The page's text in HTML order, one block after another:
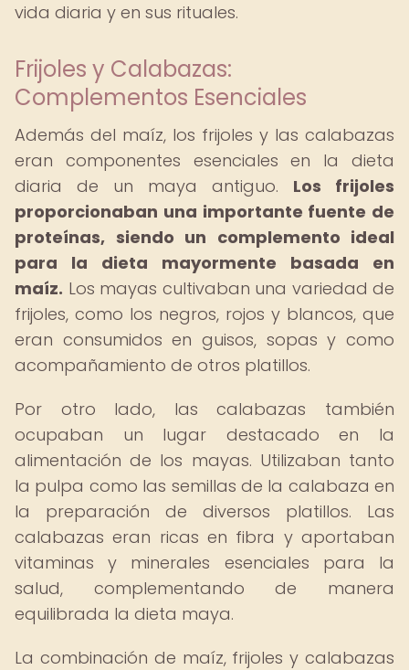
vida diaria y en sus rituales.
Frijoles y Calabazas:
Complementos Esenciales
Además del maíz, los frijoles y las calabazas
eran componentes esenciales en la dieta
diaria de un maya antiguo. Los frijoles
proporcionaban una importante fuente de
proteínas, siendo un complemento ideal
para la dieta mayormente basada en
maíz. Los mayas cultivaban una variedad de
frijoles, como los negros, rojos y blancos, que
eran consumidos en guisos, sopas y como
acompañamiento de otros platillos.
Por otro lado, las calabazas también
ocupaban un lugar destacado en la
alimentación de los mayas. Utilizaban tanto
la pulpa como las semillas de la calabaza en
la preparación de diversos platillos. Las
calabazas eran ricas en fibra y aportaban
vitaminas y minerales esenciales para la
salud, complementando de manera
equilibrada la dieta maya.
La combinación de maíz, frijoles y calabazas